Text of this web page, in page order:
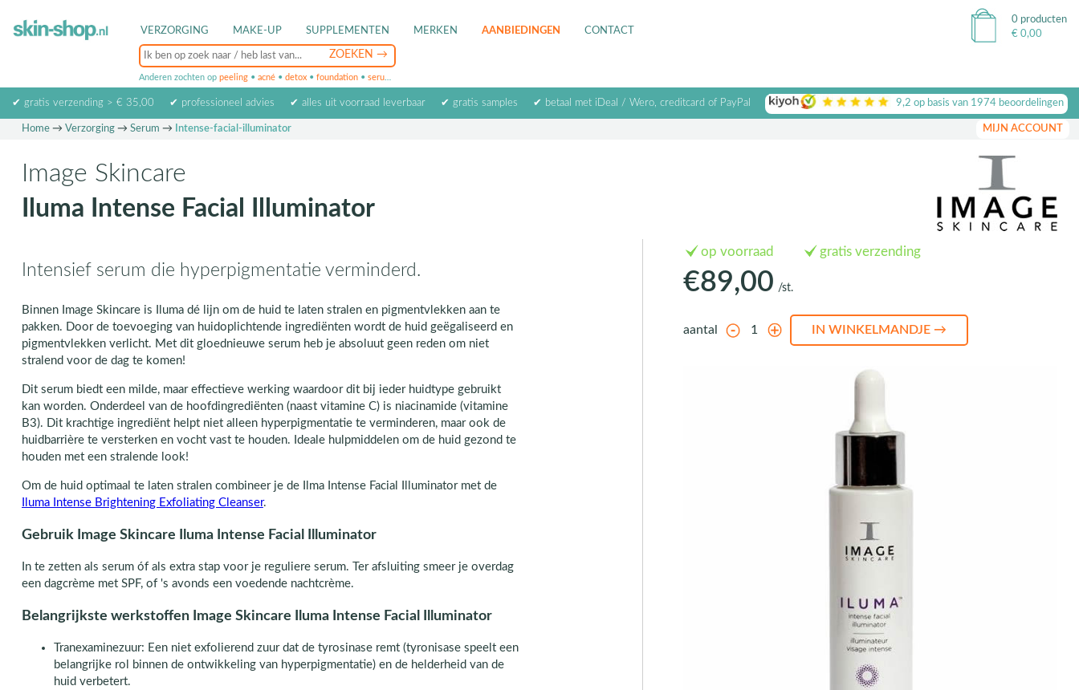
VERZORGING MAKE-UP SUPPLEMENTEN MERKEN AANBIEDINGEN CONTACT
Anderen zochten op peeling • acné • detox • foundation • serum
0 producten
€ 0,00
✔ gratis verzending > € 35,00 ✔ professioneel advies ✔ alles uit voorraad leverbaar ✔ gratis samples ✔ betaal met iDeal / Wero, creditcard of PayPal 9,2 op basis van 1974beoordelingen
MIJN ACCOUNT
Home→ Verzorging→ Serum → Intense-facial-illuminator
Image Skincare
Iluma Intense Facial Illuminator
Intensief serum die hyperpigmentatie verminderd.
Binnen Image Skincare is Iluma dé lijn om de huid te laten stralen en pigmentvlekken aan te
pakken. Door de toevoeging van huidoplichtende ingrediënten wordt de huid geëgaliseerd en
pigmentvlekken verlicht. Met dit gloednieuwe serum heb je absoluut geen reden om niet
stralend voor de dag te komen!
Dit serum biedt een milde, maar effectieve werking waardoor dit bij ieder huidtype gebruikt
kan worden. Onderdeel van de hoofdingrediënten (naast vitamine C) is niacinamide (vitamine
B3). Dit krachtige ingrediënt helpt niet alleen hyperpigmentatie te verminderen, maar ook de
huidbarrière te versterken en vocht vast te houden. Ideale hulpmiddelen om de huid gezond te
houden met een stralende look!
Om de huid optimaal te laten stralen combineer je de Ilma Intense Facial Illuminator met de
Iluma Intense Brightening Exfoliating Cleanser.
Gebruik Image Skincare Iluma Intense Facial Illuminator
In te zetten als serum óf als extra stap voor je reguliere serum. Ter afsluiting smeer je overdag
een dagcrème met SPF, of 's avonds een voedende nachtcrème.
Belangrijkste werkstoffen Image Skincare Iluma Intense Facial Illuminator
Tranexaminezuur: Een niet exfolierend zuur dat de tyrosinase remt (tyronisase speelt een
belangrijke rol binnen de ontwikkeling van hyperpigmentatie) en de helderheid van de
huid verbetert.
op voorraad gratis verzending
€89,00 /st.
aantal